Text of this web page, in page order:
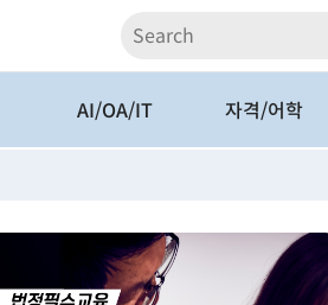
AI/OA/IT 자격/어학
인터넷활용